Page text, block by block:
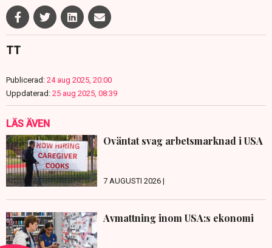
TT
Publicerad: 24 aug 2025, 20:00
Uppdaterad: 25 aug 2025, 08:39
LÄS ÄVEN
Oväntat svag arbetsmarknad i USA
7 AUGUSTI 2026 |
Avmattning inom USA:s ekonomi